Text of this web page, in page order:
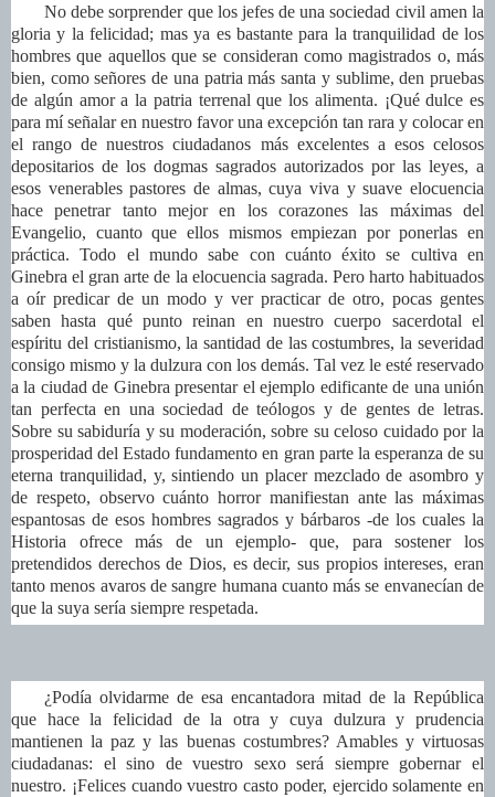
No debe sorprender que los jefes de una sociedad civil amen la
gloria y la felicidad; mas ya es bastante para la tranquilidad de los
hombres que aquellos que se consideran como magistrados o, más
bien, como señores de una patria más santa y sublime, den pruebas
de algún amor a la patria terrenal que los alimenta. ¡Qué dulce es
para mí señalar en nuestro favor una excepción tan rara y colocar en
el rango de nuestros ciudadanos más excelentes a esos celosos
depositarios de los dogmas sagrados autorizados por las leyes, a
esos venerables pastores de almas, cuya viva y suave elocuencia
hace penetrar tanto mejor en los corazones las máximas del
Evangelio, cuanto que ellos mismos empiezan por ponerlas en
práctica. Todo el mundo sabe con cuánto éxito se cultiva en
Ginebra el gran arte de la elocuencia sagrada. Pero harto habituados
a oír predicar de un modo y ver practicar de otro, pocas gentes
saben hasta qué punto reinan en nuestro cuerpo sacerdotal el
espíritu del cristianismo, la santidad de las costumbres, la severidad
consigo mismo y la dulzura con los demás. Tal vez le esté reservado
a la ciudad de Ginebra presentar el ejemplo edificante de una unión
tan perfecta en una sociedad de teólogos y de gentes de letras.
Sobre su sabiduría y su moderación, sobre su celoso cuidado por la
prosperidad del Estado fundamento en gran parte la esperanza de su
eterna tranquilidad, y, sintiendo un placer mezclado de asombro y
de respeto, observo cuánto horror manifiestan ante las máximas
espantosas de esos hombres sagrados y bárbaros -de los cuales la
Historia ofrece más de un ejemplo- que, para sostener los
pretendidos derechos de Dios, es decir, sus propios intereses, eran
tanto menos avaros de sangre humana cuanto más se envanecían de
que la suya sería siempre respetada.
¿Podía olvidarme de esa encantadora mitad de la República
que hace la felicidad de la otra y cuya dulzura y prudencia
mantienen la paz y las buenas costumbres? Amables y virtuosas
ciudadanas: el sino de vuestro sexo será siempre gobernar el
nuestro. ¡Felices cuando vuestro casto poder, ejercido solamente en